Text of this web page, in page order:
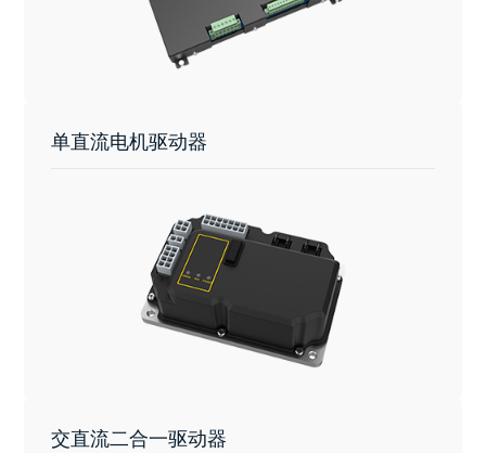
单直流电机驱动器
交直流二合一驱动器